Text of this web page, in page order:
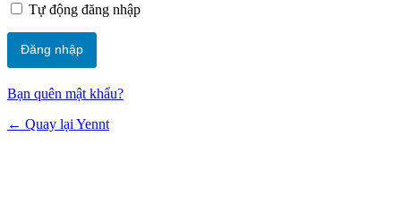
Tự động đăng nhập
Bạn quên mật khẩu?
← Quay lại Yennt